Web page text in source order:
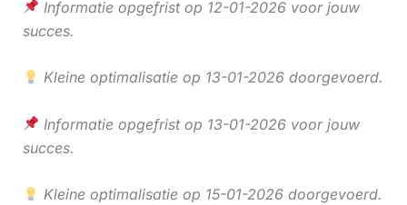
Informatie opgefrist op 12-01-2026 voor jouw
succes.
Kleine optimalisatie op 13-01-2026 doorgevoerd.
Informatie opgefrist op 13-01-2026 voor jouw
succes.
Kleine optimalisatie op 15-01-2026 doorgevoerd.